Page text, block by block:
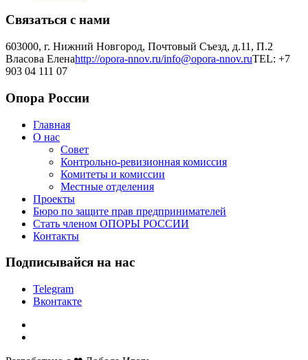
Связаться с нами
603000, г. Нижний Новгород, Почтовый Съезд, д.11, П.2
Власова Еленаhttp://opora-nnov.ru/info@opora-nnov.ruTEL: +7
903 04 111 07
Опора России
Главная
О нас
Совет
Контрольно-ревизионная комиссия
Комитеты и комиссии
Местные отделения
Проекты
Бюро по защите прав предпринимателей
Стать членом ОПОРЫ РОССИИ
Контакты
Подписывайся на нас
Telegram
Вконтакте